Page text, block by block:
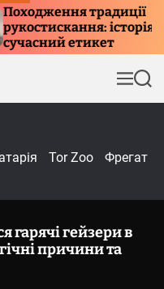
історія, символізм та
М
е
П
о
Tor Zoo
Фрегат
гарячі гейзери в
причини та